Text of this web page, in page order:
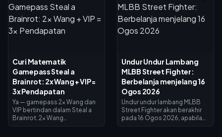
Curi Matematik
Gamepass Steal a
Brainrot: 2x Wang + VIP =
3x Pendapatan
Ya — gamepass 2x Wang dan
VIP bertindan dalam Steal a
Brainrot. 2x Wang
Undur Undur Lambang
MLBB Street Fighter:
Berbelanja menjelang 16
Ogos 2026
Undur undur lambang MLBB
Street Fighter akan berakhir
pada 16 Ogos 2026, apabila